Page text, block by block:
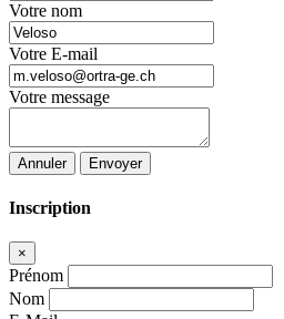
Votre nom
Votre E-mail
Votre message
Annuler Envoyer
Inscription
×
Prénom
Nom